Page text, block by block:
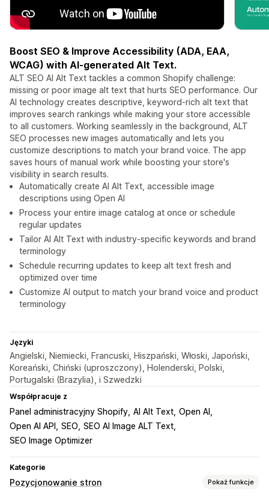
Boost SEO & Improve Accessibility (ADA, EAA,
WCAG) with AI-generated Alt Text.
ALT SEO AI Alt Text tackles a common Shopify challenge:
missing or poor image alt text that hurts SEO performance. Our
AI technology creates descriptive, keyword-rich alt text that
improves search rankings while making your store accessible
to all customers. Working seamlessly in the background, ALT
SEO processes new images automatically and lets you
customize descriptions to match your brand voice. The app
saves hours of manual work while boosting your store's
visibility in search results.
Automatically create AI Alt Text, accessible image
descriptions using Open AI
Process your entire image catalog at once or schedule
regular updates
Tailor AI Alt Text with industry-specific keywords and brand
terminology
Schedule recurring updates to keep alt text fresh and
optimized over time
Customize AI output to match your brand voice and product
terminology
Języki
Angielski, Niemiecki, Francuski, Hiszpański, Włoski, Japoński,
Koreański, Chiński (uproszczony), Holenderski, Polski,
Portugalski (Brazylia), i Szwedzki
Współpracuje z
Panel administracyjny Shopify AI Alt Text Open AI
Open AI API
SEO SEO AI Image ALT Text
SEO Image Optimizer
Kategorie
Pozycjonowanie stron Pokaż funkcje